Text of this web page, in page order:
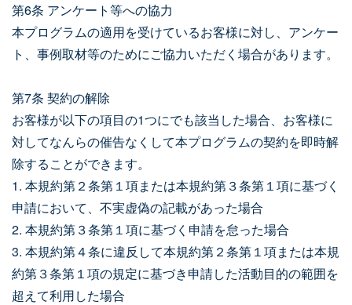
第6条 アンケート等への協力
本プログラムの適用を受けているお客様に対し、アンケー
ト、事例取材等のためにご協力いただく場合があります。
第7条 契約の解除
お客様が以下の項目の1つにでも該当した場合、お客様に
対してなんらの催告なくして本プログラムの契約を即時解
除することができます。
1. 本規約第２条第１項または本規約第３条第１項に基づく
申請において、不実虚偽の記載があった場合
2. 本規約第３条第１項に基づく申請を怠った場合
3. 本規約第４条に違反して本規約第２条第１項または本規
約第３条第１項の規定に基づき申請した活動目的の範囲を
超えて利用した場合